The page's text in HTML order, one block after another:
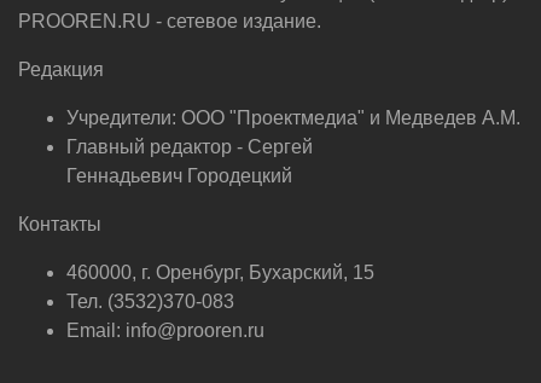
PROOREN.RU - сетевое издание.
Редакция
Учредители: ООО "Проектмедиа" и Медведев А.М.
Главный редактор - Сергей
Геннадьевич Городецкий
Контакты
460000, г. Оренбург, Бухарский, 15
Тел. (3532)370-083
Email: info@prooren.ru